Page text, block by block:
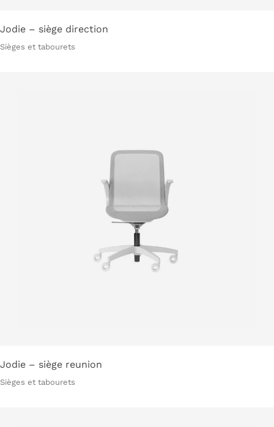
Jodie – siège direction
Sièges et tabourets
Jodie – siège reunion
Sièges et tabourets